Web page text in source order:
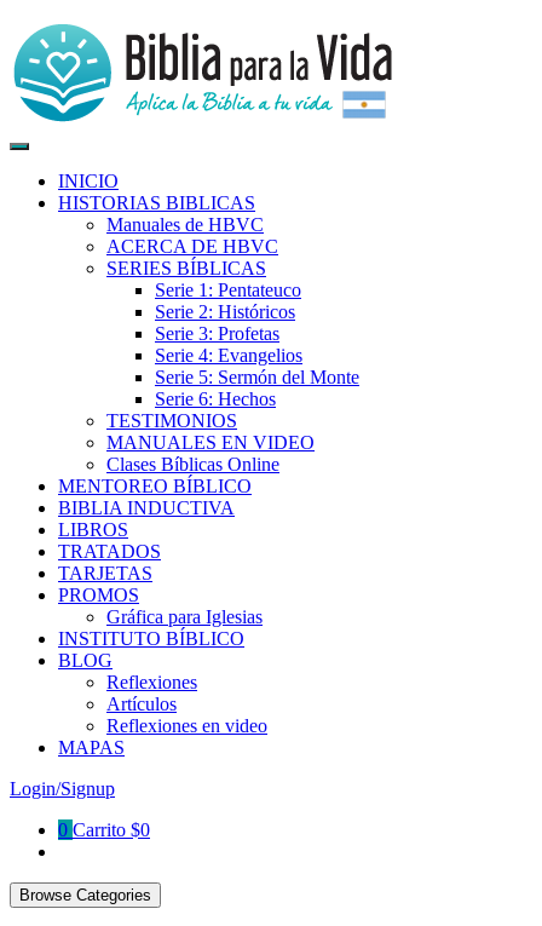
INICIO
HISTORIAS BIBLICAS
Manuales de HBVC
ACERCA DE HBVC
SERIES BÍBLICAS
Serie 1: Pentateuco
Serie 2: Históricos
Serie 3: Profetas
Serie 4: Evangelios
Serie 5: Sermón del Monte
Serie 6: Hechos
TESTIMONIOS
MANUALES EN VIDEO
Clases Bíblicas Online
MENTOREO BÍBLICO
BIBLIA INDUCTIVA
LIBROS
TRATADOS
TARJETAS
PROMOS
Gráfica para Iglesias
INSTITUTO BÍBLICO
BLOG
Reflexiones
Artículos
Reflexiones en video
MAPAS
Login/Signup
0 Carrito $0
Browse Categories